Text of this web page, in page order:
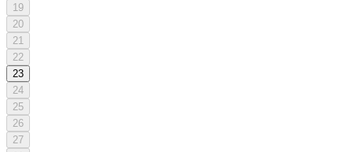
19
20
21
22
23
24
25
26
27